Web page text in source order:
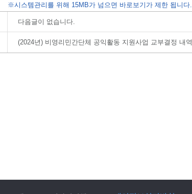
※시스템관리를 위해 15MB가 넘으면 바로보기가 제한 됩니다.
다음글이 없습니다.
(2024년) 비영리민간단체 공익활동 지원사업 교부결정 내역